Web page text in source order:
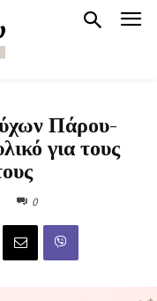
Πάρου-
για τους
0